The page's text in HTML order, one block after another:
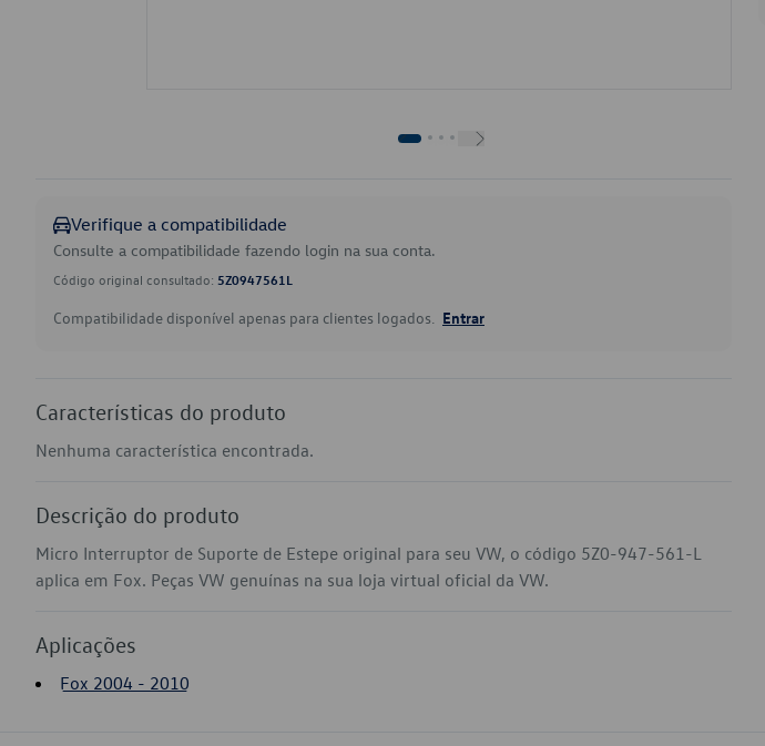
Verifique a compatibilidade
Consulte a compatibilidade fazendo login na sua conta.
Código original consultado: 5Z0947561L
Compatibilidade disponível apenas para clientes logados. Entrar
Características do produto
Nenhuma característica encontrada.
Descrição do produto
Micro Interruptor de Suporte de Estepe original para seu VW, o código 5Z0-947-561-L
aplica em Fox. Peças VW genuínas na sua loja virtual oficial da VW.
Aplicações
Fox 2004 - 2010